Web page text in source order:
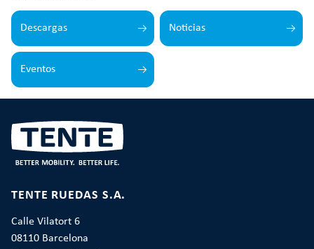
Descargas Noticias
Eventos
TENTE RUEDAS S.A.
Calle Vilatort 6
08110 Barcelona